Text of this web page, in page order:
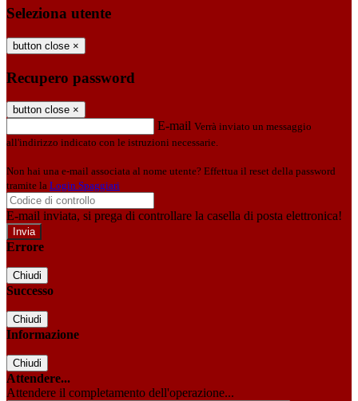
Seleziona utente
button close ×
Recupero password
button close ×
E-mail Verrà inviato un messaggio
all'indirizzo indicato con le istruzioni necessarie.
Non hai una e-mail associata al nome utente? Effettua il reset della password
tramite la Login Spaggiari
E-mail inviata, si prega di controllare la casella di posta elettronica!
Errore
Chiudi
Successo
Chiudi
Informazione
Chiudi
Attendere...
Attendere il completamento dell'operazione...